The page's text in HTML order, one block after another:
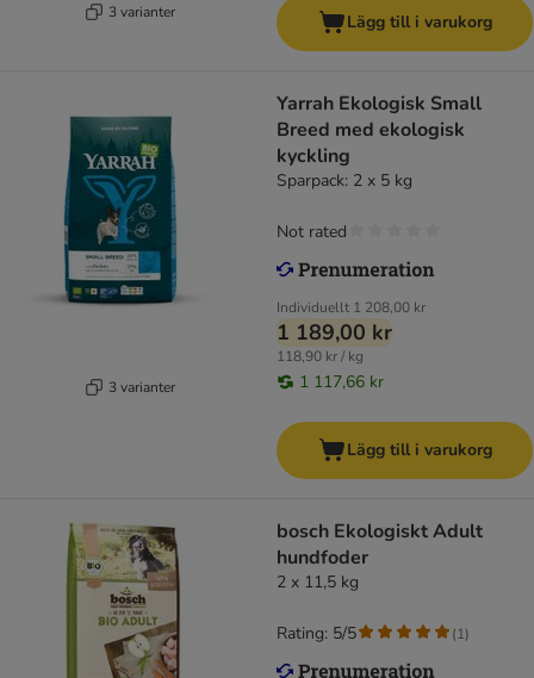
3 varianter Lägg till i varukorg
3 varianter
Yarrah Ekologisk Small
Breed med ekologisk
kyckling
Sparpack: 2 x 5 kg
Individuellt 1 208,00 kr
1 189,00 kr
118,90 kr / kg
1 117,66 kr
Not rated
Lägg till i varukorg
bosch Ekologiskt Adult
hundfoder
2 x 11,5 kg
Rating: 5/5 (1)